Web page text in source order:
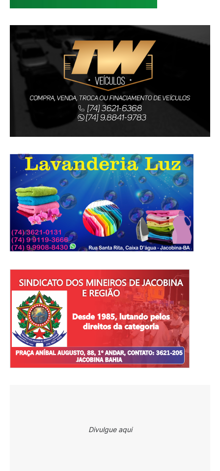
Divulgue aqui